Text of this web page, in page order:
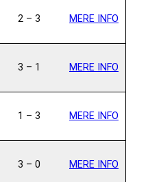
2 – 3 MERE INFO
3 – 1 MERE INFO
1 – 3 MERE INFO
3 – 0 MERE INFO